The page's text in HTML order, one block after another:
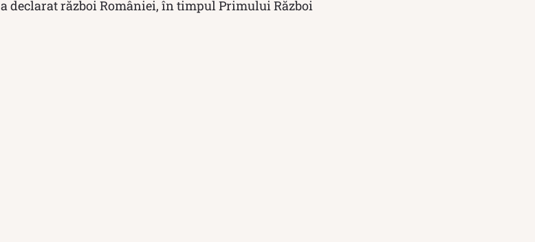
a declarat război României, în timpul Primului Război